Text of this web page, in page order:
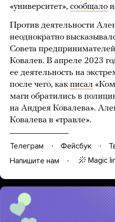
«университет», сообщало
Против деятельности
неоднократно
Совета
Ковалев. В апреле 2023
ее деятельность на
после чего, как писал
маги обратились в
на Андрея Ковалева».
Ковалева в «травле».
Телеграм Фейсбук
Напишите нам
Magic